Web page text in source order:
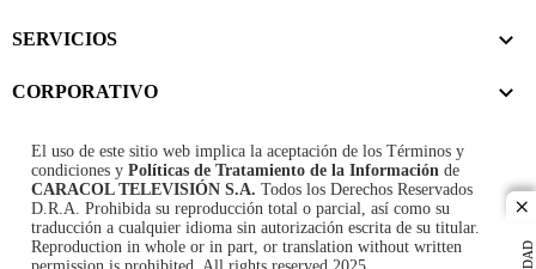
SERVICIOS
CORPORATIVO
El uso de este sitio web implica la aceptación de los Términos y
condiciones y Políticas de Tratamiento de la Información de
CARACOL TELEVISIÓN S.A. Todos los Derechos Reservados
D.R.A. Prohibida su reproducción total o parcial, así como su
traducción a cualquier idioma sin autorización escrita de su titular.
Reproduction in whole or in part, or translation without written